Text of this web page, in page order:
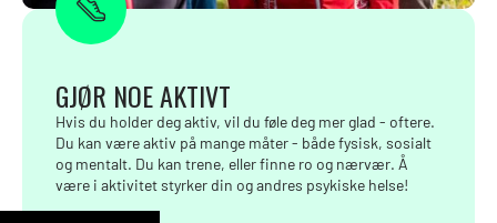
GJØR NOE AKTIVT
Hvis du holder deg aktiv, vil du føle deg mer glad - oftere.
Du kan være aktiv på mange måter - både fysisk, sosialt
og mentalt. Du kan trene, eller finne ro og nærvær. Å
være i aktivitet styrker din og andres psykiske helse!